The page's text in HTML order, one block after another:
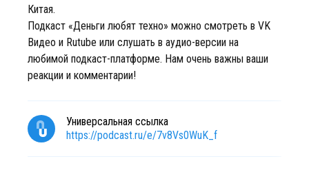
Китая.
Подкаст «Деньги любят техно» можно смотреть в VK
Видео и Rutube или слушать в аудио-версии на
любимой подкаст-платформе. Нам очень важны ваши
реакции и комментарии!
Универсальная ссылка
https://podcast.ru/e/7v8Vs0WuK_f